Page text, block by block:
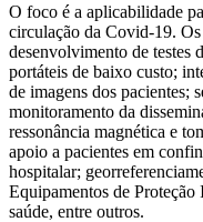
O foco é a aplicabilidade
circulação da Covid-19.
desenvolvimento de testes
portáteis de baixo custo;
de imagens dos pacientes;
monitoramento da
ressonância magnética e
apoio a pacientes em
hospitalar;
Equipamentos de
saúde, entre outros.